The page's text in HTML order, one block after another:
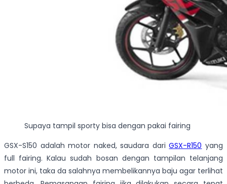
Supaya tampil sporty bisa dengan pakai fairing
GSX-S150 adalah motor naked, saudara dariGSX-R150 yang
full fairing. Kalau sudah bosan dengan tampilan telanjang
motor ini, taka da salahnya membelikannya baju agar terlihat